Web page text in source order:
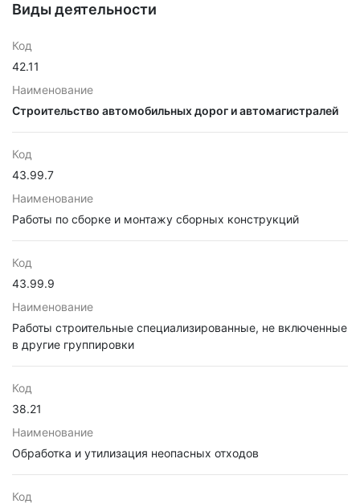
Виды деятельности
Код
42.11
Наименование
Строительство автомобильных дорог и автомагистралей
Код
43.99.7
Наименование
Работы по сборке и монтажу сборных конструкций
Код
43.99.9
Наименование
Работы строительные специализированные, не включенные
в другие группировки
Код
38.21
Наименование
Обработка и утилизация неопасных отходов
Код